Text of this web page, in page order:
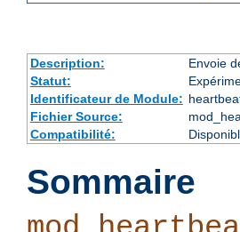
Description:
Envoie
Statut:
Identificateur de Module:
Fichier Source:
Compatibilité:
Sommaire